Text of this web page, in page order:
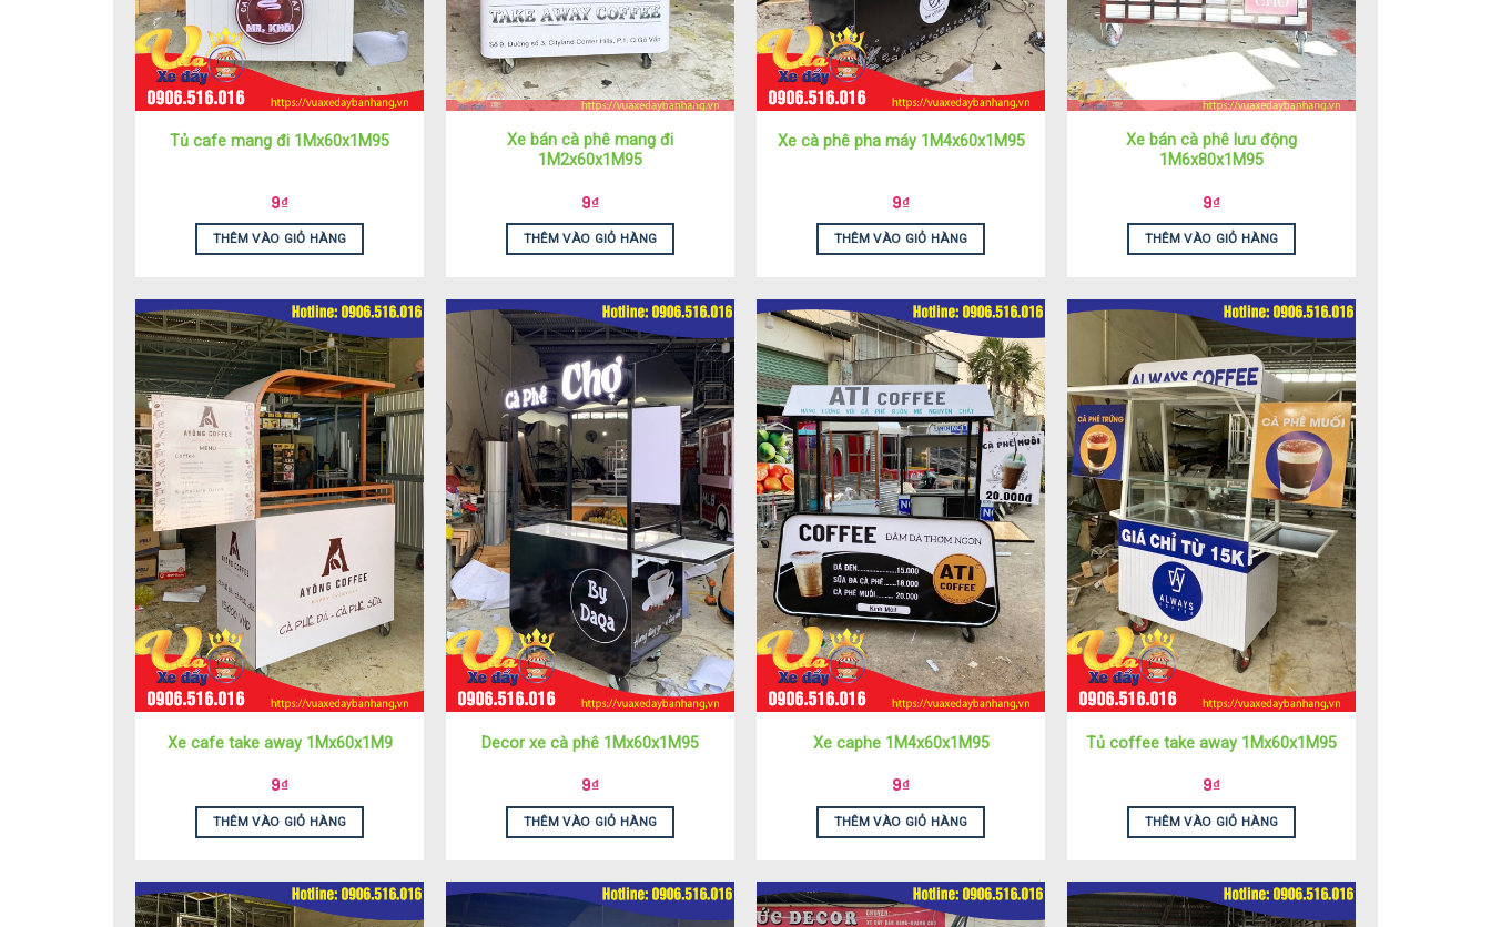
Tủ cafe mang đi 1Mx60x1M95
9₫
THÊM VÀO GIỎ HÀNG
Xe bán cà phê mang đi
1M2x60x1M95
9₫
THÊM VÀO GIỎ HÀNG
Xe cà phê pha máy 1M4x60x1M95
9₫
THÊM VÀO GIỎ HÀNG
Xe bán cà phê lưu động
1M6x80x1M95
9₫
THÊM VÀO GIỎ HÀNG
Xe cafe take away 1Mx60x1M9
9₫
THÊM VÀO GIỎ HÀNG
Decor xe cà phê 1Mx60x1M95
9₫
THÊM VÀO GIỎ HÀNG
Xe caphe 1M4x60x1M95
9₫
THÊM VÀO GIỎ HÀNG
Tủ coffee take away 1Mx60x1M95
9₫
THÊM VÀO GIỎ HÀNG